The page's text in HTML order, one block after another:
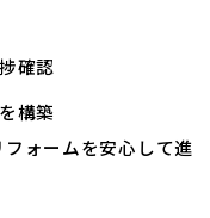
確認
構築
ォームを安心して進